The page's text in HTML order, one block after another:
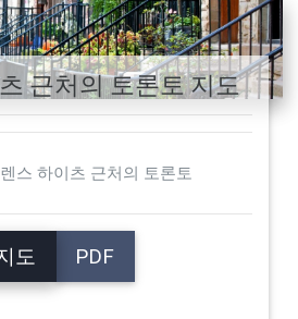
근처의 토론토 지도
스 하이츠 근처의 토론토
도 PDF